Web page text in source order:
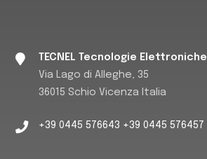
TECNEL Tecnologie Elettroniche
Via Lago di Alleghe, 35
36015 Schio Vicenza Italia
+39 0445 576643 +39 0445 576457